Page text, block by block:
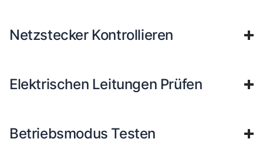
Netzstecker Kontrollieren
Elektrischen Leitungen Prüfen
Betriebsmodus Testen